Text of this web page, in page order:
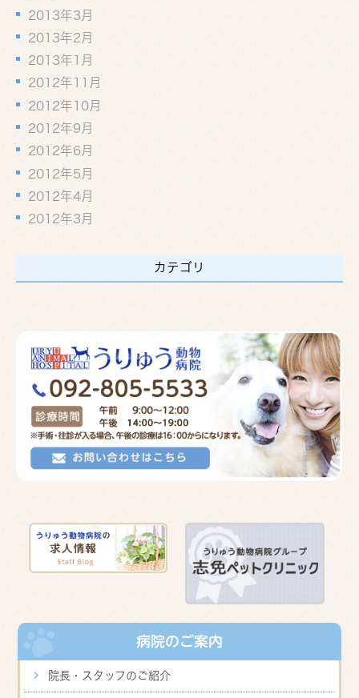
2013年3月
2013年2月
2013年1月
2012年11月
2012年10月
2012年9月
2012年6月
2012年5月
2012年4月
2012年3月
カテゴリ
病院のご案内
院長・スタッフのご紹介